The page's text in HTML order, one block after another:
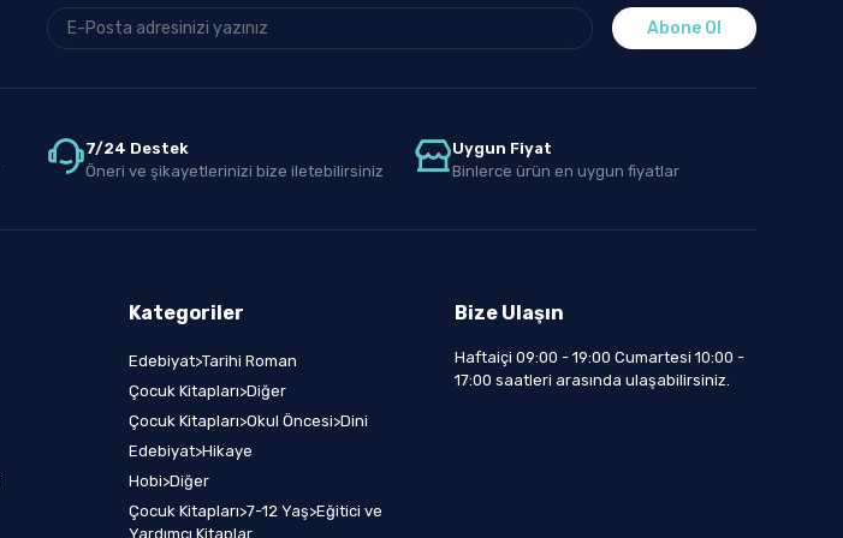
Abone Ol
7/24 Destek
Öneri ve şikayetlerinizi bize iletebilirsiniz
Uygun Fiyat
Binlerce ürün en uygun fiyatlar
Kategoriler
Edebiyat>Tarihi Roman
Çocuk Kitapları>Diğer
Çocuk Kitapları>Okul Öncesi>Dini
Edebiyat>Hikaye
Hobi>Diğer
Çocuk Kitapları>7-12 Yaş>Eğitici ve
Yardımcı Kitaplar
Bize Ulaşın
Haftaiçi 09:00 - 19:00 Cumartesi 10:00 -
17:00 saatleri arasında ulaşabilirsiniz.